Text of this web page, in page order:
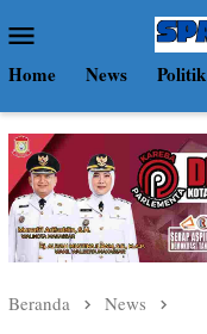
ke
kontenMobile
Home News Politik
Beranda News